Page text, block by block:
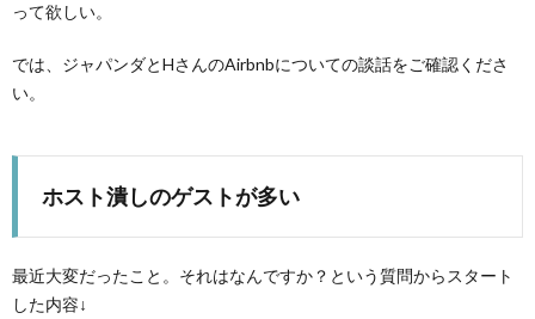
って欲しい。
では、ジャパンダとHさんのAirbnbについての談話をご確認くださ
い。
ホスト潰しのゲストが多い
最近大変だったこと。それはなんですか？という質問からスタート
した内容↓